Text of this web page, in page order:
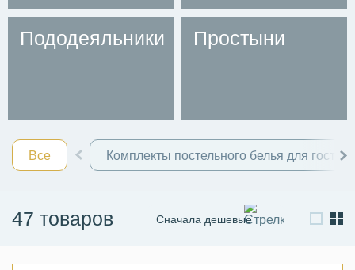
Пододеяльники Простыни
Все Комплекты постельного белья для
47 товаров
Сначала дешевые